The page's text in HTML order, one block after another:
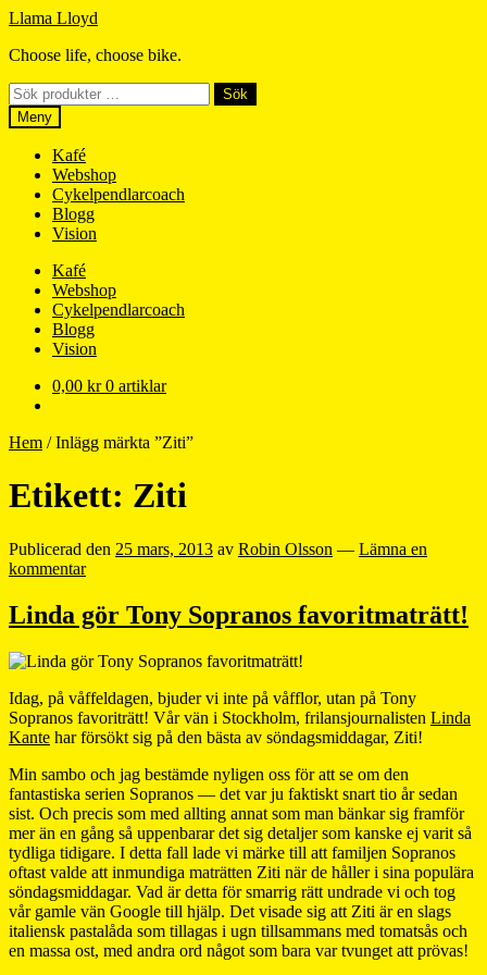
Hoppa
navigering
Hoppa
innehåll
Llama Lloyd
Choose life, choose bike.
Sök
efter:
Sök
Meny
Kafé
Webshop
Cykelpendlarcoach
Blogg
Vision
Kafé
Webshop
Cykelpendlarcoach
Blogg
Vision
0,00 kr 0 artiklar
Hem /Inlägg märkta ”Ziti”
Etikett: Ziti
Publicerad den 25 mars, 2013 av Robin Olsson — Lämna en
kommentar
Linda gör Tony Sopranos favoritmaträtt!
Idag, på våffeldagen, bjuder vi inte på våfflor, utan på Tony
Sopranos favoriträtt! Vår vän i Stockholm, frilansjournalisten Linda
Kante har försökt sig på den bästa av söndagsmiddagar, Ziti!
Min sambo och jag bestämde nyligen oss för att se om den
fantastiska serien Sopranos — det var ju faktiskt snart tio år sedan
sist. Och precis som med allting annat som man bänkar sig framför
mer än en gång så uppenbarar det sig detaljer som kanske ej varit så
tydliga tidigare. I detta fall lade vi märke till att familjen Sopranos
oftast valde att inmundiga maträtten Ziti när de håller i sina populära
söndagsmiddagar. Vad är detta för smarrig rätt undrade vi och tog
vår gamle vän Google till hjälp. Det visade sig att Ziti är en slags
italiensk pastalåda som tillagas i ugn tillsammans med tomatsås och
en massa ost, med andra ord något som bara var tvunget att prövas!